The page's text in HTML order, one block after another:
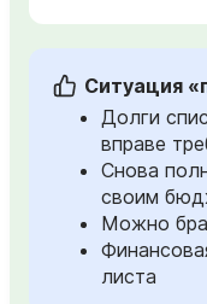
Ситуация
Долги
вправе
Снова
своим
Можно
листа